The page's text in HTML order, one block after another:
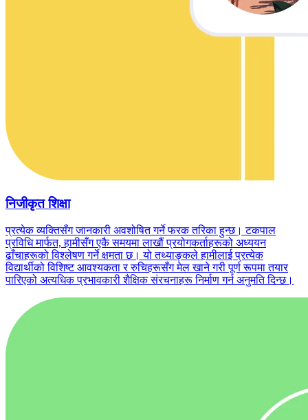
निजीकृत शिक्षा
प्रत्येक व्यक्तिसँग जानकारी अवशोषित गर्ने फरक तरिका हुन्छ। टकपाल
प्रविधि मार्फत, हामीसँग एकै समयमा लाखौं प्रयोगकर्ताहरूको अध्ययन
ढाँचाहरूको विश्लेषण गर्ने क्षमता छ। यो तथ्याङ्कले हामीलाई प्रत्येक
विद्यार्थीको विशिष्ट आवश्यकता र रुचिहरूसँग मेल खाने गरी पूर्ण रूपमा तयार
पारिएको अत्यधिक प्रभावकारी शैक्षिक संरचनाहरू निर्माण गर्न अनुमति दिन्छ।